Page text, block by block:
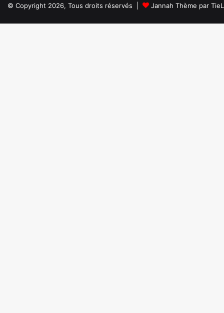
© Copyright 2026, Tous droits réservés | Jannah Thème par